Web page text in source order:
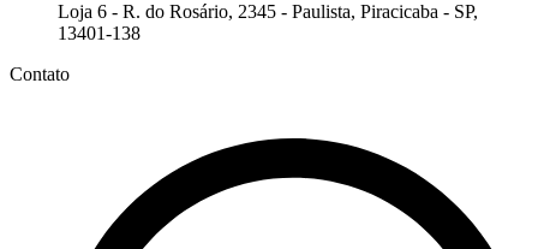
Loja 6 - R. do Rosário, 2345 - Paulista, Piracicaba - SP,
13401-138
Contato